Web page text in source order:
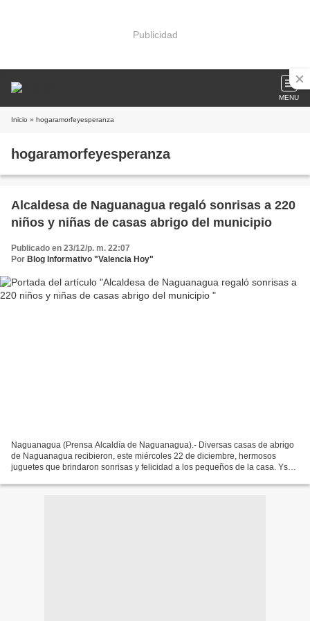
Publicidad
MENU
Inicio » hogaramorfeyesperanza
hogaramorfeyesperanza
Alcaldesa de Naguanagua regaló sonrisas a 220
niños y niñas de casas abrigo del municipio
Publicado en 23/12/p. m. 22:07
Por Blog Informativo "Valencia Hoy"
Naguanagua (Prensa Alcaldía de Naguanagua).- Diversas casas de abrigo
de Naguanagua recibieron, este miércoles 22 de diciembre, hermosos
juguetes que brindaron sonrisas y felicidad a los pequeños de la casa. Ysa